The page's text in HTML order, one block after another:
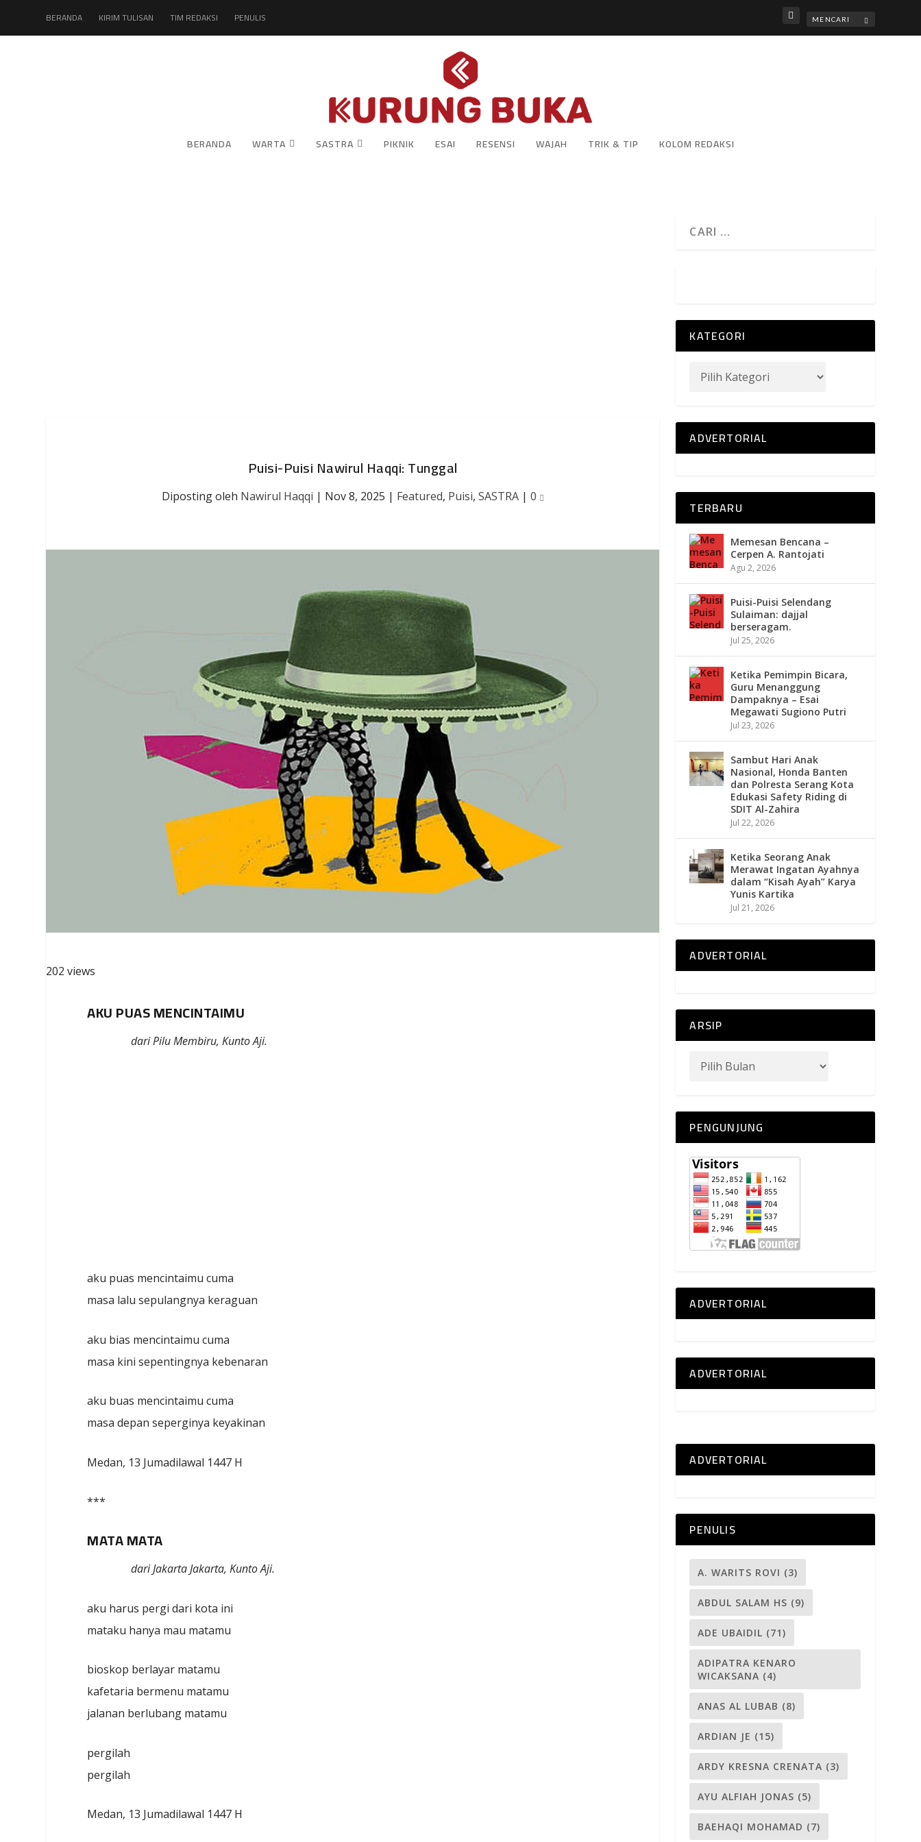
BERANDA KIRIM TULISAN TIM REDAKSI PENULIS
BERANDA WARTA SASTRA PIKNIK ESAI RESENSI WAJAH TRIK & TIP KOLOM REDAKSI
Puisi-Puisi Nawirul Haqqi: Tunggal
Diposting oleh Nawirul Haqqi | Nov 8, 2025 | Featured, Puisi, SASTRA| 0
202 views
AKU PUAS MENCINTAIMU
dari Pilu Membiru, Kunto Aji.
aku puas mencintaimu cuma
masa lalu sepulangnya keraguan
aku bias mencintaimu cuma
masa kini sepentingnya kebenaran
aku buas mencintaimu cuma
masa depan seperginya keyakinan
Medan, 13 Jumadilawal 1447 H
***
MATA MATA
dari Jakarta Jakarta, Kunto Aji.
aku harus pergi dari kota ini
mataku hanya mau matamu
bioskop berlayar matamu
kafetaria bermenu matamu
jalanan berlubang matamu
pergilah
pergilah
Medan, 13 Jumadilawal 1447 H
KATEGORI
ADVERTORIAL
TERBARU
Memesan Bencana –
Cerpen A. Rantojati
Agu 2, 2026
Puisi-Puisi Selendang
Sulaiman: dajjal
berseragam.
Jul 25, 2026
Ketika Pemimpin Bicara,
Guru Menanggung
Dampaknya – Esai
Megawati Sugiono Putri
Jul 23, 2026
Sambut Hari Anak
Nasional, Honda Banten
dan Polresta Serang Kota
Edukasi Safety Riding di
SDIT Al-Zahira
Jul 22, 2026
Ketika Seorang Anak
Merawat Ingatan Ayahnya
dalam “Kisah Ayah” Karya
Yunis Kartika
Jul 21, 2026
ADVERTORIAL
ARSIP
PENGUNJUNG
ADVERTORIAL
ADVERTORIAL
ADVERTORIAL
PENULIS
A. WARITS ROVI (3)
ABDUL SALAM HS (9)
ADE UBAIDIL (71)
ADIPATRA KENARO
WICAKSANA (4)
ANAS AL LUBAB (8)
ARDIAN JE (15)
ARDY KRESNA CRENATA (3)
AYU ALFIAH JONAS (5)
BAEHAQI MOHAMAD (7)